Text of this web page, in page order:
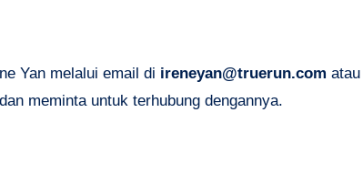
Yan melalui email di ireneyan@truerun.com atau
dan meminta untuk terhubung dengannya.